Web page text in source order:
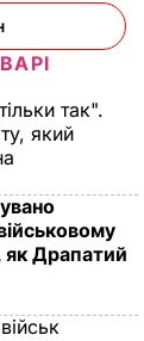
так".
який
як Драпатий